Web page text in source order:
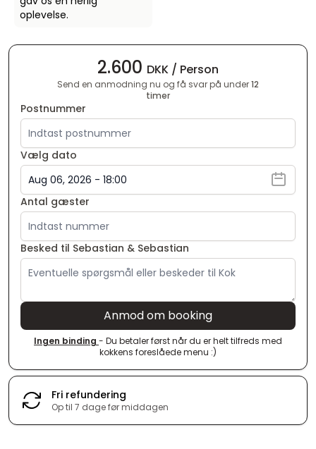
oplevelse.
2.600 DKK / Person
Send en anmodning nu og få svar på under12
timer
Postnummer
Vælg dato
Antal gæster
Besked til Sebastian & Sebastian
Anmod om booking
Ingen binding - Du betaler først når du er helt tilfreds med
kokkens foreslåede menu :)
Fri refundering
Op til 7 dage før middagen